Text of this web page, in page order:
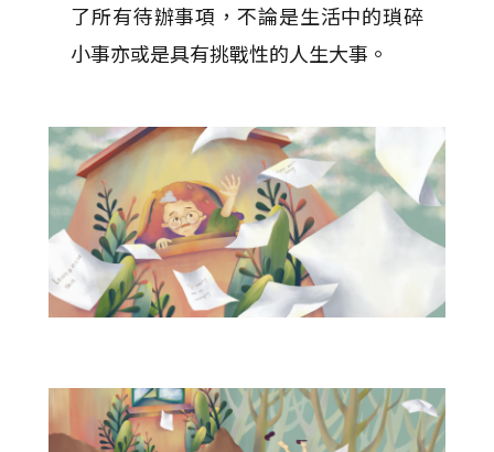
了所有待辦事項，不論是生活中的瑣碎
小事亦或是具有挑戰性的人生大事。